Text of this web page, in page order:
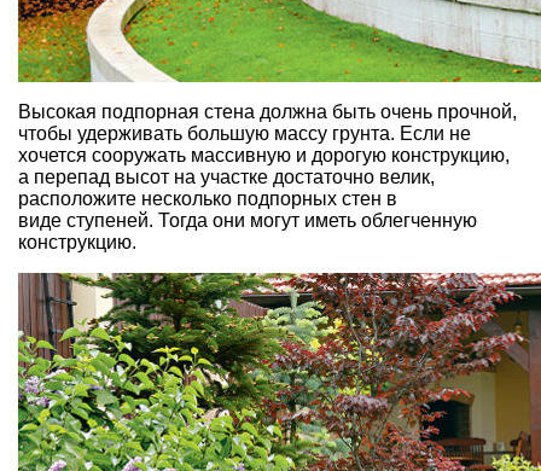
Высокая подпорная стена должна быть очень прочной,
чтобы удерживать большую массу грунта. Если не
хочется сооружать массивную и дорогую конструкцию,
а перепад высот на участке достаточно велик,
расположите несколько подпорных стен в
виде ступеней. Тогда они могут иметь облегченную
конструкцию.